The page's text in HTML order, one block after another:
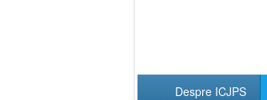
Despre ICJPS